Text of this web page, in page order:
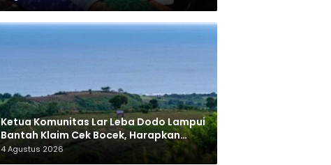
Ketua Komunitas Lar Leba Dodo Lampui
Bantah Klaim Cek Bocek, Harapkan
AMMAN Beri Akses ke Makam Leluhur
4 Agustus 2026